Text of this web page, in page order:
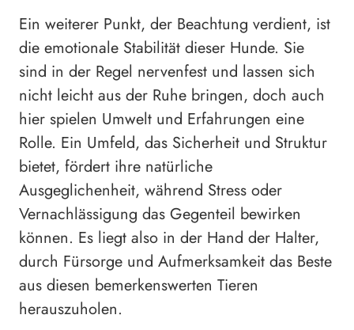
Ein weiterer Punkt, der Beachtung verdient, ist
die emotionale Stabilität dieser Hunde. Sie
sind in der Regel nervenfest und lassen sich
nicht leicht aus der Ruhe bringen, doch auch
hier spielen Umwelt und Erfahrungen eine
Rolle. Ein Umfeld, das Sicherheit und Struktur
bietet, fördert ihre natürliche
Ausgeglichenheit, während Stress oder
Vernachlässigung das Gegenteil bewirken
können. Es liegt also in der Hand der Halter,
durch Fürsorge und Aufmerksamkeit das Beste
aus diesen bemerkenswerten Tieren
herauszuholen.